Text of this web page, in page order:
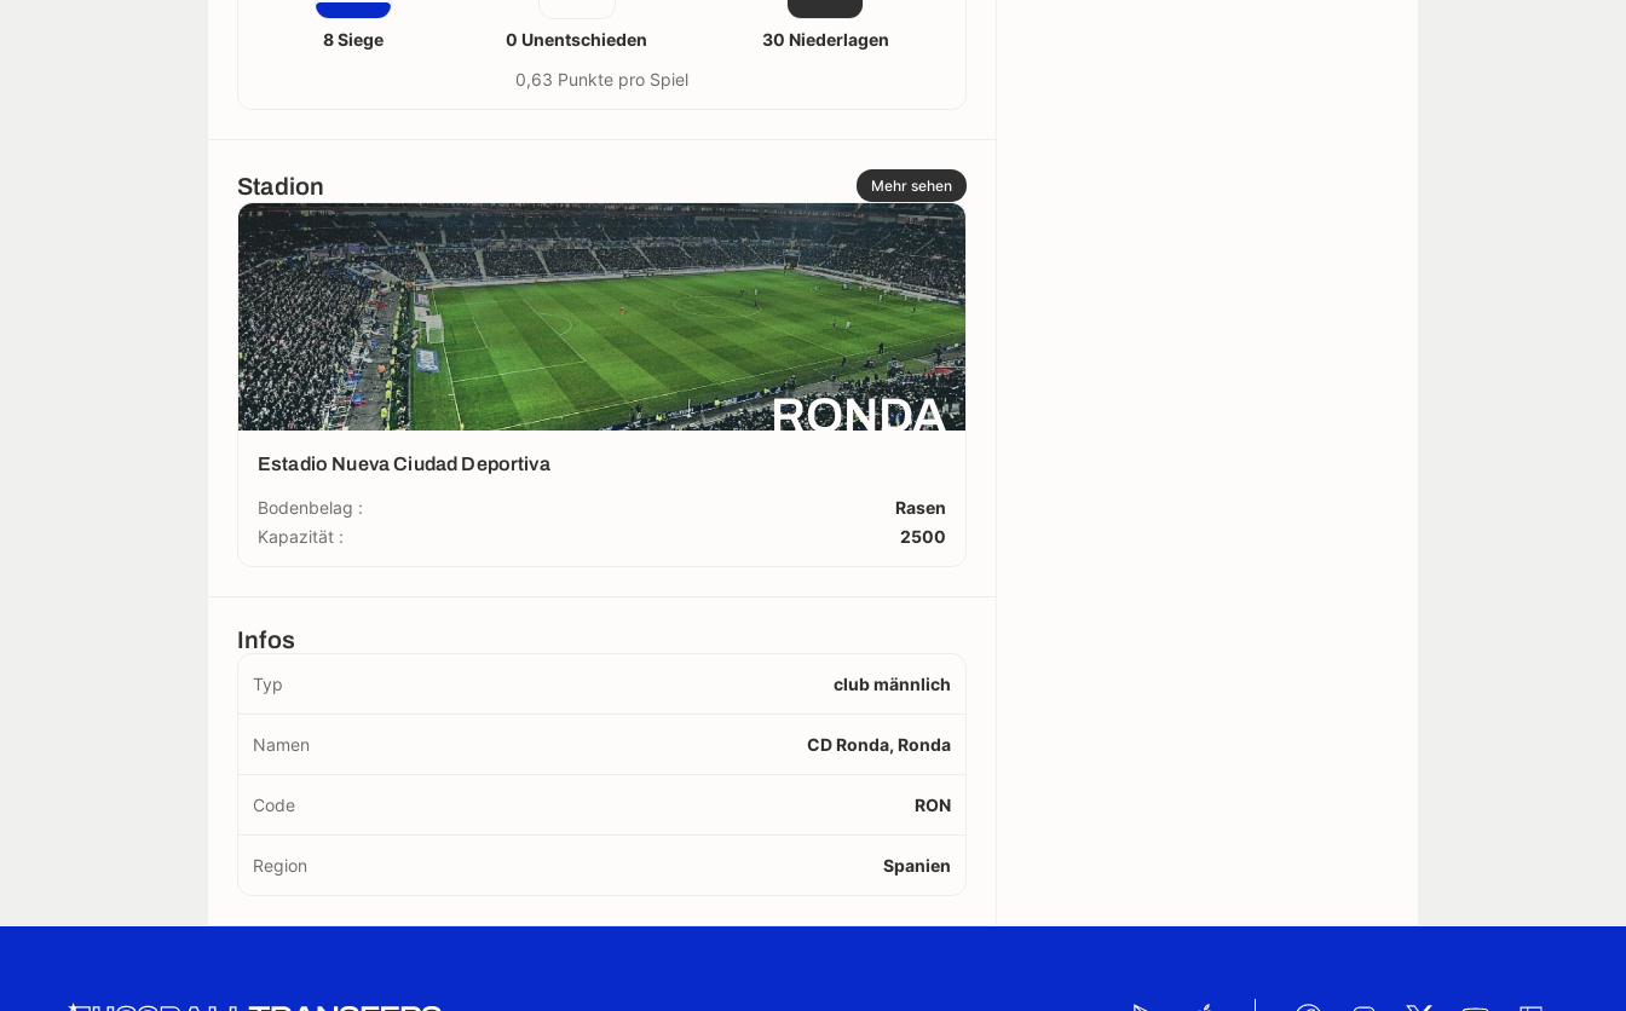
8 Siege 0 Unentschieden
30 Niederlagen
0,63 Punkte pro Spiel
Stadion Mehr sehen
RONDA
Estadio Nueva Ciudad Deportiva
Bodenbelag :
Rasen
Kapazität :
2500
Infos
Typ club männlich
Namen CD Ronda, Ronda
Code RON
Region Spanien